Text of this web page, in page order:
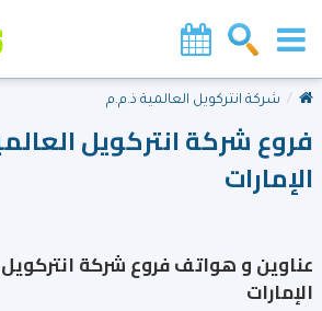
شركة انتركويل العالمية ذ.م.م
فروع شركة انتركويل
الإمارات
عناوين و هواتف فروع شركة
الإمارات